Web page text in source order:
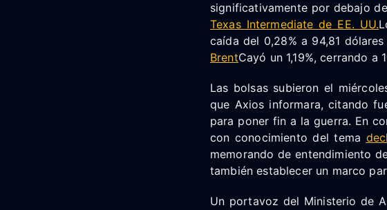
significativamente por debajo
Texas Intermediate de EE. UU.
caída del 0,28% a 94,81
BrentCayó un 1,19%, cerrando a
Las bolsas subieron el
que Axios informara, citando
para poner fin a la guerra. En
con conocimiento del tema
memorando de entendimiento
también establecer un marco
Un portavoz del Ministerio de